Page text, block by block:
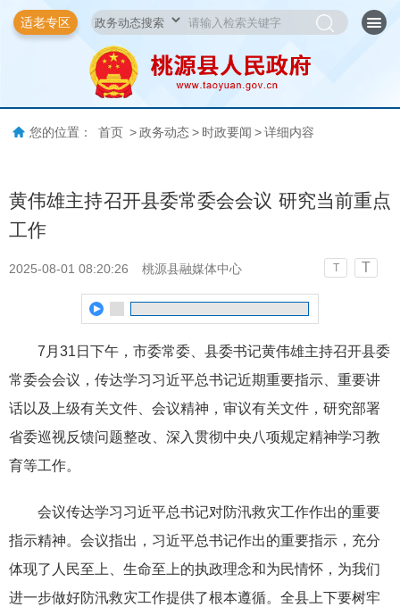
适老专区
您的位置： 首页 > 政务动态 > 时政要闻 > 详细内容
黄伟雄主持召开县委常委会会议 研究当前重点
工作
2025-08-01 08:20:26 桃源县融媒体中心 T T
7月31日下午，市委常委、县委书记黄伟雄主持召开县委
常委会会议，传达学习习近平总书记近期重要指示、重要讲
话以及上级有关文件、会议精神，审议有关文件，研究部署
省委巡视反馈问题整改、深入贯彻中央八项规定精神学习教
育等工作。
会议传达学习习近平总书记对防汛救灾工作作出的重要
指示精神。会议指出，习近平总书记作出的重要指示，充分
体现了人民至上、生命至上的执政理念和为民情怀，为我们
进一步做好防汛救灾工作提供了根本遵循。全县上下要树牢